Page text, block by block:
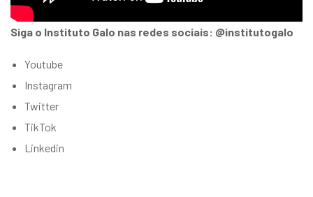
Siga o Instituto Galo nas redes sociais: @institutogalo
Youtube
Instagram
Twitter
TikTok
Linkedin